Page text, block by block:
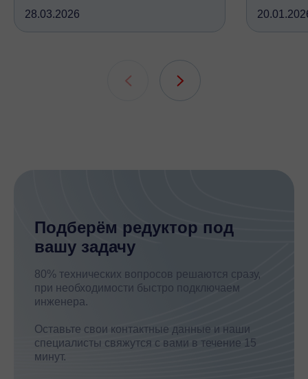
крутящий момент, но устроены
принципиально по-разному, при
28.03.2026
всех
Подберём редуктор под
вашу задачу
80% технических вопросов решаются сразу,
при необходимости быстро подключаем
инженера.
Оставьте свои контактные данные и наши
специалисты свяжутся с вами в течение 15
минут.